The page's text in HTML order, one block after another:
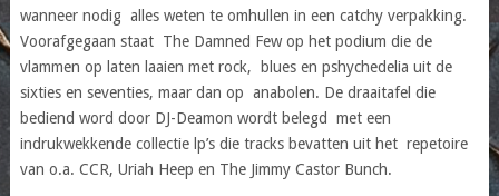
wanneer nodig alles weten te omhullen in een catchy verpakking.
Voorafgegaan staat The Damned Few op het podium die de
vlammen op laten laaien met rock, blues en pshychedelia uit de
sixties en seventies, maar dan op anabolen. De draaitafel die
bediend word door DJ-Deamon wordt belegd met een
indrukwekkende collectie lp’s die tracks bevatten uit het repetoire
van o.a. CCR, Uriah Heep en The Jimmy Castor Bunch.